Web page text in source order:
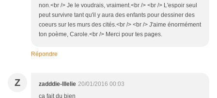
non.<br /> Je le voudrais, vraiment.<br /> <br /> L'espoir seul
peut survivre tant qu'il y aura des enfants pour dessiner des
coeurs sur les murs des cités.<br /> <br /> J'aime énormément
ton poème, Carole.<br /> Merci pour tes pages.
Répondre
Z zadddie-lllelie 20/01/2016 00:03
ça fait du bien